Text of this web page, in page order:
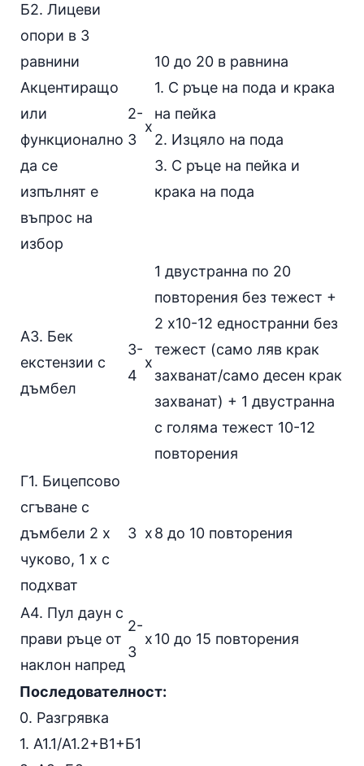
Б2. Лицеви
опори в 3
равнини
Акцентиращо
или
функционално
да се
изпълнят е
въпрос на
избор
2-
3
х
10 до 20 в равнина
1. С ръце на пода и крака
на пейка
2. Изцяло на пода
3. С ръце на пейка и
крака на пода
А3. Бек
екстензии с
дъмбел
3-
4
х
1 двустранна по 20
повторения без тежест +
2 х10-12 едностранни без
тежест (само ляв крак
захванат/само десен крак
захванат) + 1 двустранна
с голяма тежест 10-12
повторения
Г1. Бицепсово
сгъване с
дъмбели 2 х
чуково, 1 х с
подхват
3 х8 до 10 повторения
А4. Пул даун с
прави ръце от
наклон напред
2-
3
х10 до 15 повторения
Последователност:
0. Разгрявка
1. А1.1/А1.2+В1+Б1